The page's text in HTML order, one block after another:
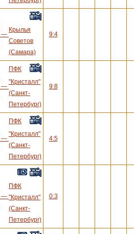
—
Крылья
Советов
(Самара)
9:4
—
ПФК
"Кристалл"
(Санкт-
Петербург)
9:8
—
ПФК
"Кристалл"
(Санкт-
Петербург)
4:5
—
ПФК
"Кристалл"
(Санкт-
Петербург)
0:3